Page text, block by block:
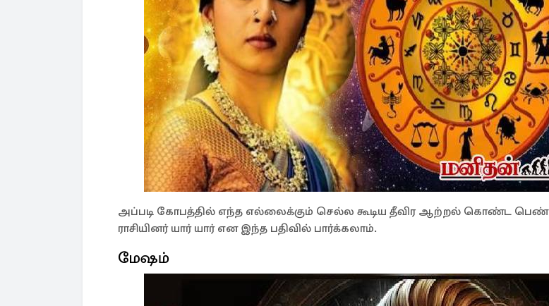
அப்படி கோபத்தில் எந்த எல்லைக்கும் செல்ல கூடிய தீவிர ஆற்றல் கொண்ட பெண்
ராசியினர் யார் யார் என இந்த பதிவில் பார்க்கலாம்.
மேஷம்